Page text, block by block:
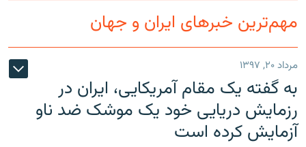
مهم‌ترین خبرهای ایران و جهان
مرداد ۲۰, ۱۳۹۷
به گفته یک مقام آمریکایی، ایران در
رزمایش دریایی خود یک موشک ضد ناو
آزمایش کرده است